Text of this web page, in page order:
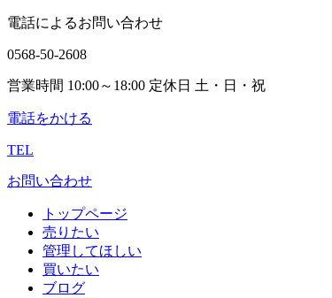
電話によるお問い合わせ
0568-50-2608
営業時間 10:00～18:00 定休日 土・日・祝
電話をかける
TEL
お問い合わせ
トップページ
売りたい
管理してほしい
買いたい
ブログ